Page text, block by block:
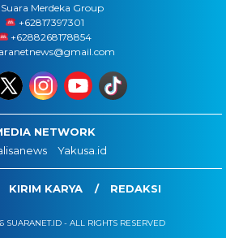
Suara Merdeka Group
‪+62817397301
+6288268178854
NETWORK
Yakusa.id
KIRIM KARYA REDAKSI
SUARANET.ID - ALL RIGHTS RESERVED